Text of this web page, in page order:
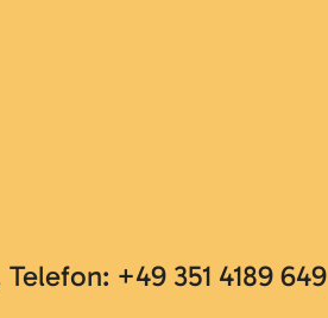
+49 351 4189 649